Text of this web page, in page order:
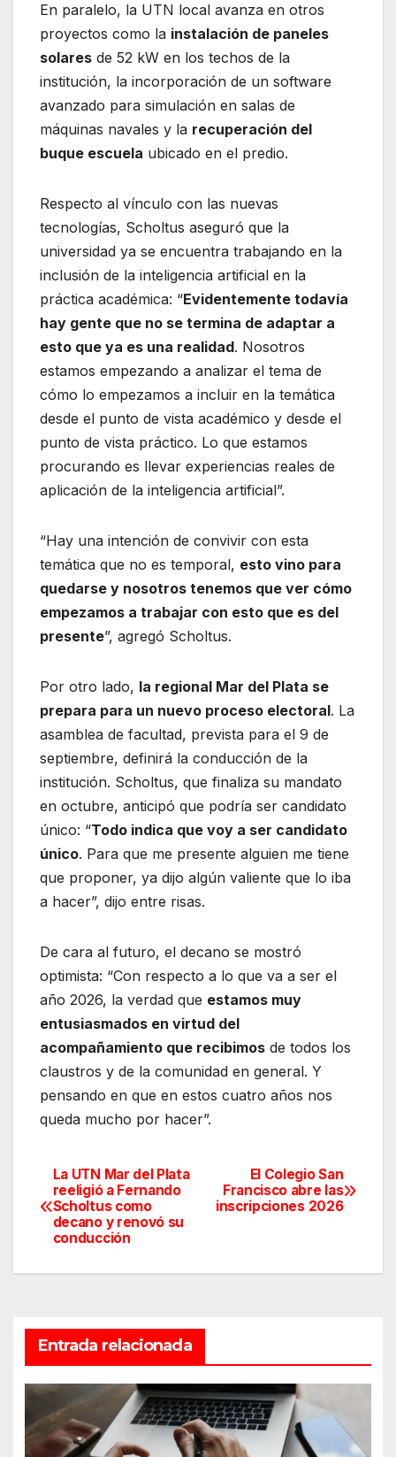
En paralelo, la UTN local avanza en otros
proyectos como la instalación de paneles
solares de 52 kW en los techos de la
institución, la incorporación de un software
avanzado para simulación en salas de
máquinas navales y la recuperación del
buque escuela ubicado en el predio.
Respecto al vínculo con las nuevas
tecnologías, Scholtus aseguró que la
universidad ya se encuentra trabajando en la
inclusión de la inteligencia artificial en la
práctica académica: “Evidentemente todavía
hay gente que no se termina de adaptar a
esto que ya es una realidad. Nosotros
estamos empezando a analizar el tema de
cómo lo empezamos a incluir en la temática
desde el punto de vista académico y desde el
punto de vista práctico. Lo que estamos
procurando es llevar experiencias reales de
aplicación de la inteligencia artificial”.
“Hay una intención de convivir con esta
temática que no es temporal, esto vino para
quedarse y nosotros tenemos que ver cómo
empezamos a trabajar con esto que es del
presente”, agregó Scholtus.
Por otro lado, la regional Mar del Plata se
prepara para un nuevo proceso electoral. La
asamblea de facultad, prevista para el 9 de
septiembre, definirá la conducción de la
institución. Scholtus, que finaliza su mandato
en octubre, anticipó que podría ser candidato
único: “Todo indica que voy a ser candidato
único. Para que me presente alguien me tiene
que proponer, ya dijo algún valiente que lo iba
a hacer”, dijo entre risas.
De cara al futuro, el decano se mostró
optimista: “Con respecto a lo que va a ser el
año 2026, la verdad que estamos muy
entusiasmados en virtud del
acompañamiento que recibimos de todos los
claustros y de la comunidad en general. Y
pensando en que en estos cuatro años nos
queda mucho por hacer”.
Navegación
de
El Colegio San
Francisco abre las
inscripciones 2026
La UTN Mar del Plata
reeligió a Fernando
Scholtus como
decano y renovó su
conducción
Entrada relacionada